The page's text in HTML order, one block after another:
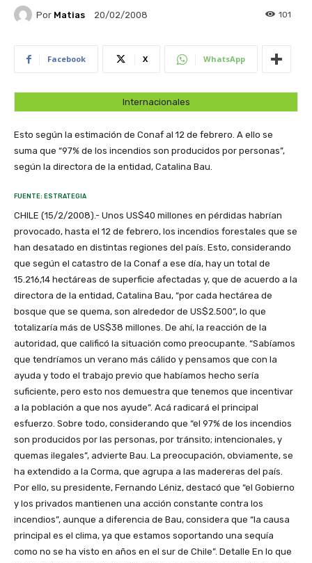
Por Matias 20/02/2008 101
Facebook X WhatsApp
Internacionales
Esto según la estimación de Conaf al 12 de febrero. A ello se
suma que “97% de los incendios son producidos por personas”,
según la directora de la entidad, Catalina Bau.
FUENTE: ESTRATEGIA
CHILE (15/2/2008).- Unos US$40 millones en pérdidas habrían
provocado, hasta el 12 de febrero, los incendios forestales que se
han desatado en distintas regiones del país. Esto, considerando
que según el catastro de la Conaf a ese día, hay un total de
15.216,14 hectáreas de superficie afectadas y, que de acuerdo a la
directora de la entidad, Catalina Bau, “por cada hectárea de
bosque que se quema, son alrededor de US$2.500”, lo que
totalizaría más de US$38 millones. De ahí, la reacción de la
autoridad, que calificó la situación como preocupante. “Sabíamos
que tendríamos un verano más cálido y pensamos que con la
ayuda y todo el trabajo previo que habíamos hecho sería
suficiente, pero esto nos demuestra que tenemos que incentivar
a la población a que nos ayude”. Acá radicará el principal
esfuerzo. Sobre todo, considerando que “el 97% de los incendios
son producidos por las personas, por tránsito; intencionales, y
quemas ilegales”, advierte Bau. La preocupación, obviamente, se
ha extendido a la Corma, que agrupa a las madereras del país.
Por ello, su presidente, Fernando Léniz, destacó que “el Gobierno
y los privados mantienen una acción constante contra los
incendios”, aunque a diferencia de Bau, considera que “la causa
principal es el clima, ya que estamos soportando una sequía
como no se ha visto en años en el sur de Chile”. Detalle En lo que